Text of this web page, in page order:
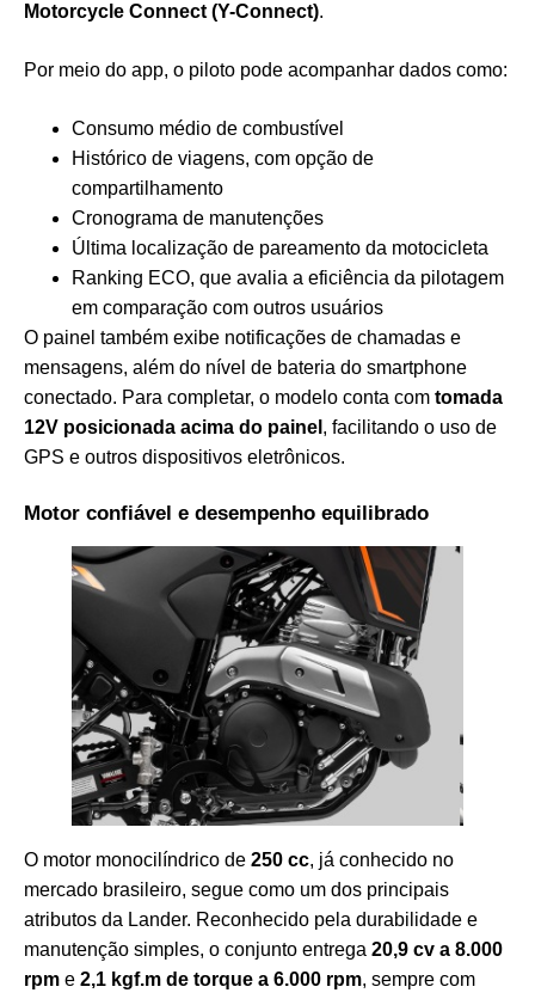
Motorcycle Connect (Y-Connect).
Por meio do app, o piloto pode acompanhar dados como:
Consumo médio de combustível
Histórico de viagens, com opção de
compartilhamento
Cronograma de manutenções
Última localização de pareamento da motocicleta
Ranking ECO, que avalia a eficiência da pilotagem
em comparação com outros usuários
O painel também exibe notificações de chamadas e
mensagens, além do nível de bateria do smartphone
conectado. Para completar, o modelo conta com tomada
12V posicionada acima do painel , facilitando o uso de
GPS e outros dispositivos eletrônicos.
Motor confiável e desempenho equilibrado
O motor monocilíndrico de 250 cc, já conhecido no
mercado brasileiro, segue como um dos principais
atributos da Lander. Reconhecido pela durabilidade e
manutenção simples, o conjunto entrega 20,9 cv a 8.000
rpm e 2,1 kgf.m de torque a 6.000 rpm, sempre com